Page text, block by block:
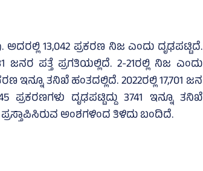
ಅದರಲ್ಲಿ 13,042 ಪ್ರಕರಣ ನಿಜ ಎಂದು ದೃಢಪಟ್ಟಿದೆ.
ಪತ್ತೆ ಪ್ರಗತಿಯಲ್ಲಿದೆ. 2-21ರಲ್ಲಿ ನಿಜ ಎಂದು
ಇನ್ನೂ ತನಿಖೆ ಹಂತದಲ್ಲಿದೆ. 2022ರಲ್ಲಿ 17,701 ಜನ
ಪ್ರಕರಣಗಳು ದೃಢಪಟ್ಟಿದ್ದು 3741 ಇನ್ನೂ ತನಿಖೆ
ಅಂಶಗಳಿಂದ ತಿಳಿದು ಬಂದಿದೆ.